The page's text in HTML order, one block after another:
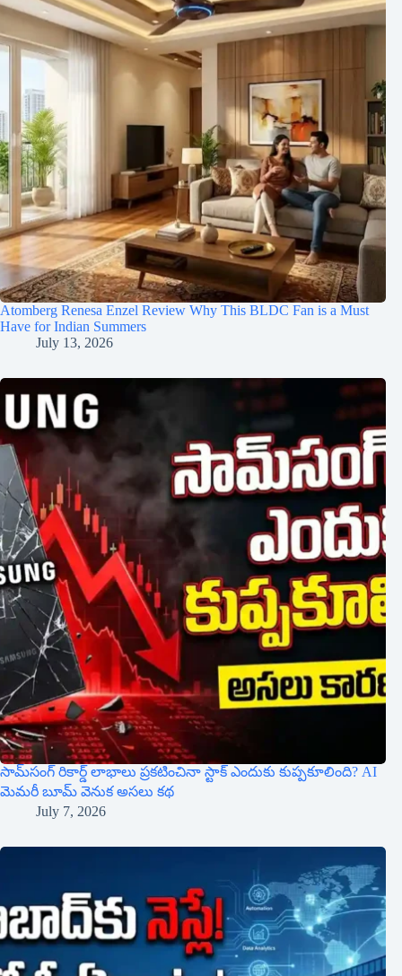
Atomberg Renesa Enzel Review Why This BLDC Fan is a Must
Have for Indian Summers
July 13, 2026
సామ్‌సంగ్ రికార్డ్ లాభాలు ప్రకటించినా స్టాక్ ఎందుకు కుప్పకూలింది? AI
మెమరీ బూమ్ వెనుక అసలు కథ
July 7, 2026